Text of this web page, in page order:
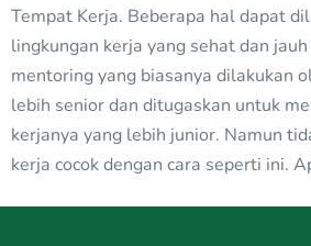
Tempat Kerja. Beberapa hal dapat
lingkungan kerja yang sehat dan
mentoring yang biasanya dilakukan
lebih senior dan ditugaskan untuk
kerjanya yang lebih junior. Namun
kerja cocok dengan cara seperti ini.